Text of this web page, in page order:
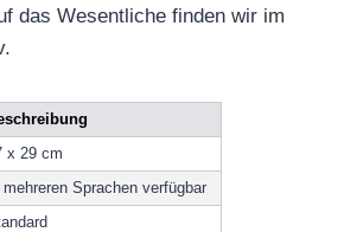
das Wesentliche finden wir im
x 29 cm
mehreren Sprachen verfügbar